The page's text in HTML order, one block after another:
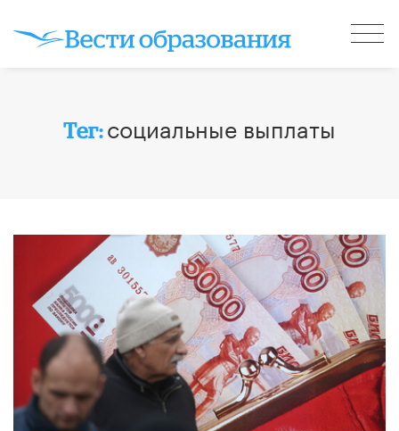
Тег:социальные выплаты